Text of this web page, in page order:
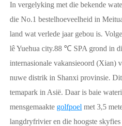
In vergelyking met die bekende
die No.1 bestelhoeveelheid in
land wat verlede jaar gebou is.
lê Yuehua city.88 ℃ SPA grond in
internasionale vakansieoord (Xian)
nuwe distrik in Shanxi provinsie.
temapark in Asië. Daar is baie
mensgemaakte golfpoel met 3,5
langdryfrivier en die hoogste